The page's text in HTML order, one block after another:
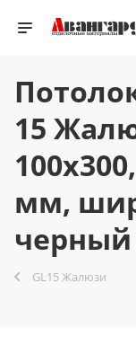
15
мм,
черный
GL15 Жалюзи